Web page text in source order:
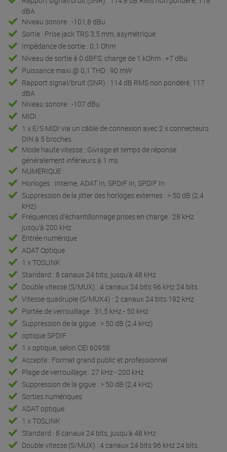
dBA
Niveau sonore : -101,8 dBu
Sortie : Prise jack TRS 3,5 mm, asymétrique
Impédance de sortie : 0,1 Ohm
Niveau de sortie à 0 dBFS, charge de 1 kOhm : +7 dBu
Puissance maxi @ 0,1 THD : 90 mW
Rapport signal/bruit (SNR) : 114 dB RMS non pondéré, 117
dBA
Niveau sonore : -107 dBu
MIDI :
1 x E/S MIDI via un câble de connexion avec 2 x connecteurs
DIN à 5 broches
Mode haute vitesse : Givrage et temps de réponse
généralement inférieurs à 1 ms
NUMÉRIQUE :
Horloges : Interne, ADAT In, SPDIF In, SPDIF In
Suppression de la jitter des horloges externes : > 50 dB (2,4
kHz)
Fréquences d'échantillonnage prises en charge : 28 kHz
jusqu'à 200 kHz
Entrée numérique
ADAT Optique
1 x TOSLINK
Standard : 8 canaux 24 bits, jusqu'à 48 kHz
Double vitesse (S/MUX) : 4 canaux 24 bits 96 kHz 24 bits
Vitesse quadruple (S/MUX4) : 2 canaux 24 bits 192 kHz
Portée de verrouillage : 31,5 kHz - 50 kHz
Suppression de la gigue : > 50 dB (2,4 kHz)
optique SPDIF
1 x optique, selon CEI 60958
Accepte : Format grand public et professionnel
Plage de verrouillage : 27 kHz - 200 kHz
Suppression de la gigue : > 50 dB (2,4 kHz)
Sorties numériques
ADAT optique
1 x TOSLINK
Standard : 8 canaux 24 bits, jusqu'à 48 kHz
Double vitesse (S/MUX) : 4 canaux 24 bits 96 kHz 24 bits